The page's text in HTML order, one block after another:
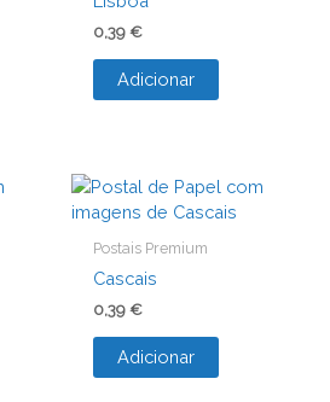
0,39 €
Adicionar
Postais Premium
Cascais
0,39 €
Adicionar